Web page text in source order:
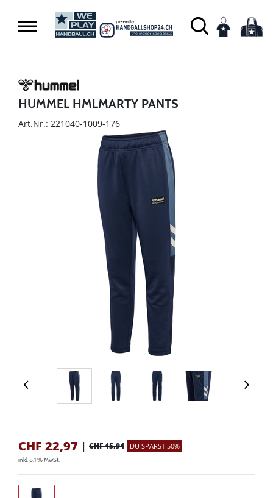
HUMMEL HMLMARTY PANTS
Art.Nr.: 221040-1009-176
CHF 22,97 | CHF 45,94 DU SPARST 50%
inkl. 8.1 % MwSt.